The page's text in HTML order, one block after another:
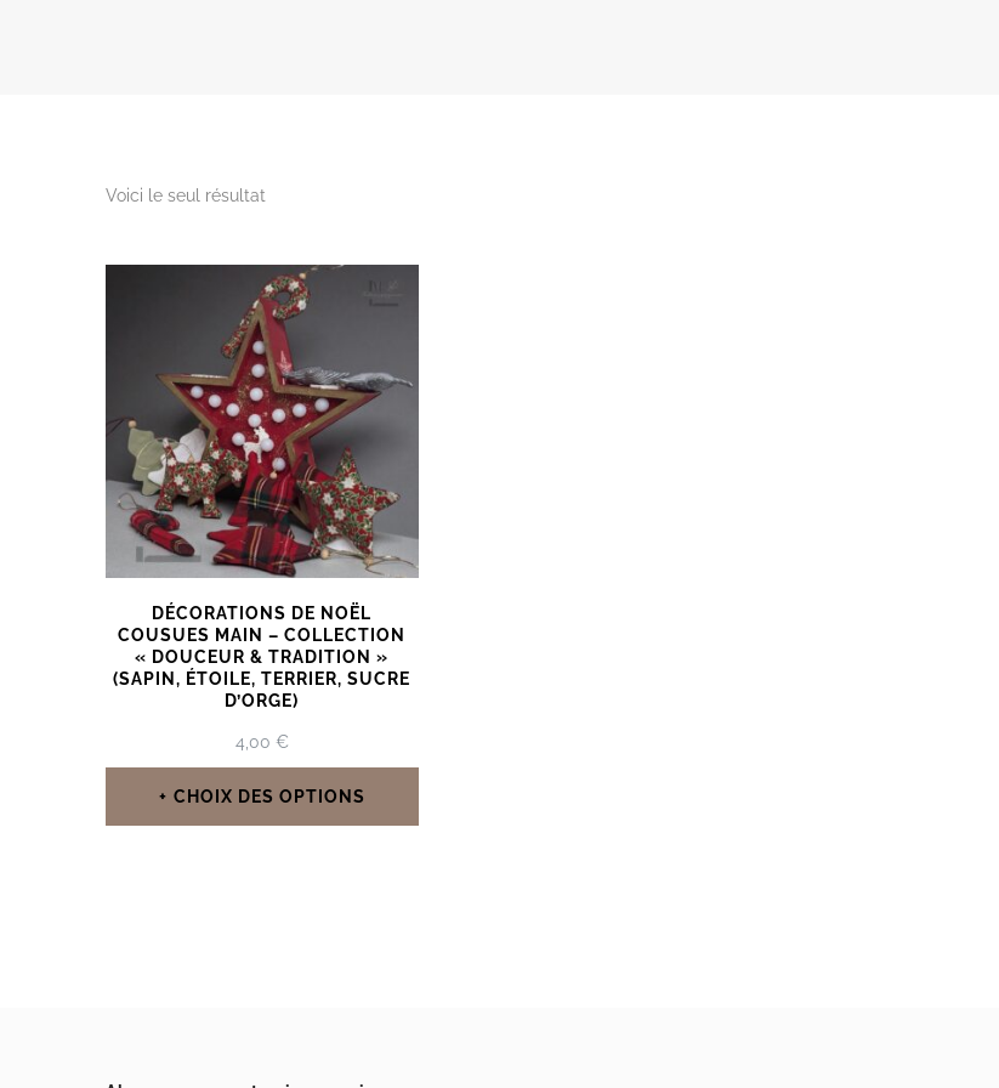
Voici le seul résultat
DÉCORATIONS DE NOËL
COUSUES MAIN – COLLECTION
« DOUCEUR & TRADITION »
(SAPIN, ÉTOILE, TERRIER, SUCRE
D’ORGE)
4,00 €
CHOIX DES OPTIONS